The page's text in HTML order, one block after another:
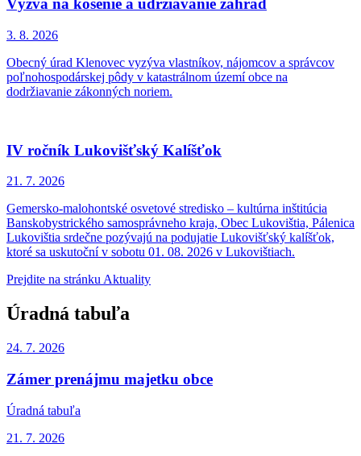
Výzva na kosenie a udržiavanie záhrad
3. 8. 2026
Obecný úrad Klenovec vyzýva vlastníkov, nájomcov a správcov
poľnohospodárskej pôdy v katastrálnom území obce na
dodržiavanie zákonných noriem.
IV ročník Lukovišťský Kalíšťok
21. 7. 2026
Gemersko-malohontské osvetové stredisko – kultúrna inštitúcia
Banskobystrického samosprávneho kraja, Obec Lukovištia, Pálenica
Lukovištia srdečne pozývajú na podujatie Lukovišťský kalíšťok,
ktoré sa uskutoční v sobotu 01. 08. 2026 v Lukovištiach.
Prejdite na stránku Aktuality
Úradná tabuľa
24. 7. 2026
Zámer prenájmu majetku obce
Úradná tabuľa
21. 7. 2026